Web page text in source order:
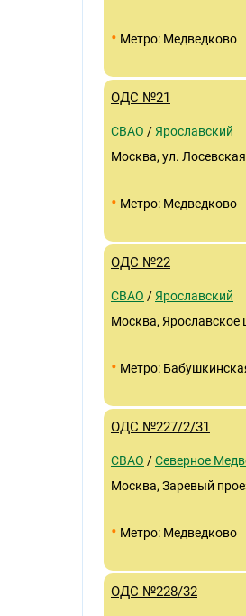
• Метро: Медведково
ОДС №21
СВАО / Ярославский
Москва, ул.
• Метро: Медведково
ОДС №22
СВАО / Ярославский
Москва, Ярославское
• Метро:
ОДС №227/2/31
СВАО /Северное
Москва, Заревый
• Метро: Медведково
ОДС №228/32